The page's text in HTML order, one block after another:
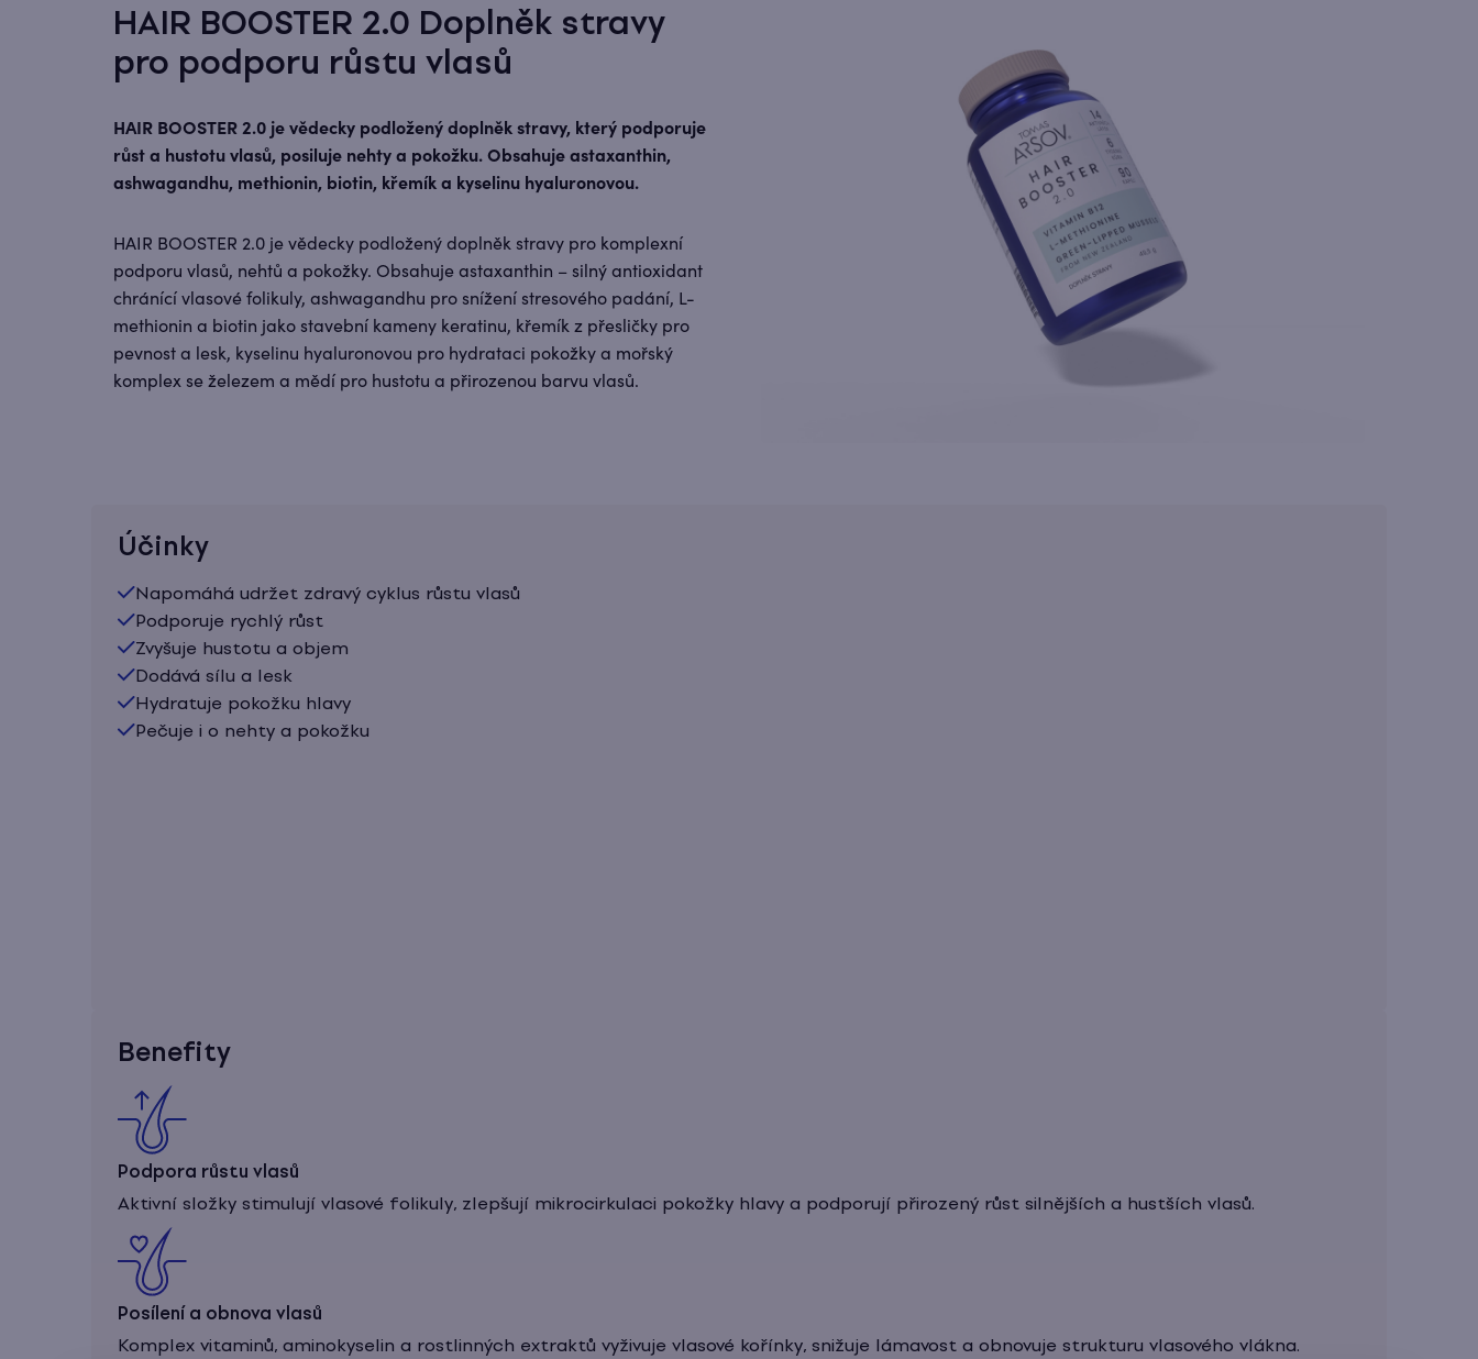
HAIR BOOSTER 2.0 Doplněk stravy
pro podporu růstu vlasů
HAIR BOOSTER 2.0 je vědecky podložený doplněk stravy, který podporuje
růst a hustotu vlasů, posiluje nehty a pokožku. Obsahuje astaxanthin,
ashwagandhu, methionin, biotin, křemík a kyselinu hyaluronovou.
HAIR BOOSTER 2.0 je vědecky podložený doplněk stravy pro komplexní
podporu vlasů, nehtů a pokožky. Obsahuje astaxanthin – silný antioxidant
chránící vlasové folikuly, ashwagandhu pro snížení stresového padání, L-
methionin a biotin jako stavební kameny keratinu, křemík z přesličky pro
pevnost a lesk, kyselinu hyaluronovou pro hydrataci pokožky a mořský
komplex se železem a mědí pro hustotu a přirozenou barvu vlasů.
Účinky
Napomáhá udržet zdravý cyklus růstu vlasů
Podporuje rychlý růst
Zvyšuje hustotu a objem
Dodává sílu a lesk
Hydratuje pokožku hlavy
Pečuje i o nehty a pokožku
Benefity
Podpora růstu vlasů
Aktivní složky stimulují vlasové folikuly, zlepšují mikrocirkulaci pokožky hlavy a podporují přirozený růst silnějších a hustších vlasů.
Posílení a obnova vlasů
Komplex vitaminů, aminokyselin a rostlinných extraktů vyživuje vlasové kořínky, snižuje lámavost a obnovuje strukturu vlasového vlákna.